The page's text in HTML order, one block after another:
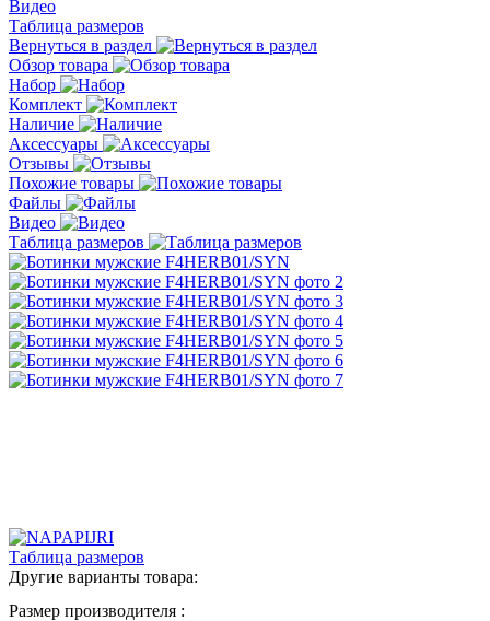
Видео
Таблица размеров
Вернуться в раздел
Обзор товара
Набор
Комплект
Наличие
Аксессуары
Отзывы
Похожие товары
Файлы
Видео
Таблица размеров
Таблица размеров
Другие варианты товара:
Размер производителя :